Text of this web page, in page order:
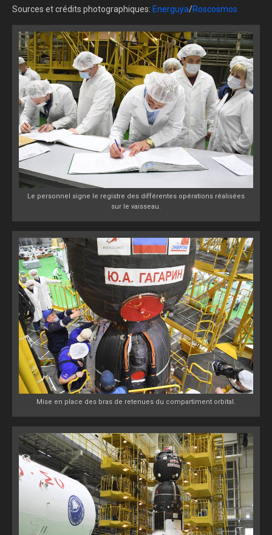
Sources et crédits photographiques: Energuya/Roscosmos
Le personnel signe le registre des différentes opérations réalisées
sur le vaisseau.
Mise en place des bras de retenues du compartiment orbital.